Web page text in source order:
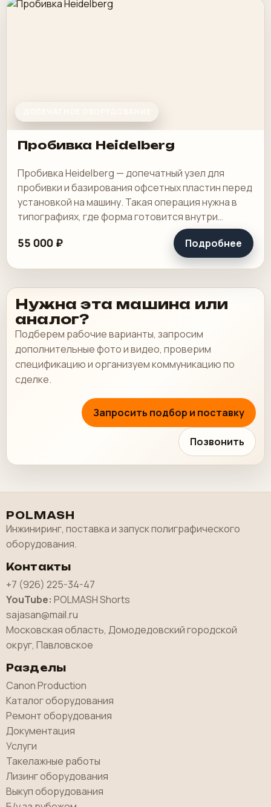
Пробивка Heidelberg
Пробивка Heidelberg — допечатный узел для
пробивки и базирования офсетных пластин перед
установкой на машину. Такая операция нужна в
типографиях, где форма готовится внутри
предприятия и от точности пробивки зависит.
55 000 ₽ Подробнее
Нужна эта машина или
аналог?
Подберем рабочие варианты, запросим
дополнительные фото и видео, проверим
спецификацию и организуем коммуникацию по
сделке.
Запросить подбор и поставку
Позвонить
POLMASH
Инжиниринг, поставка и запуск полиграфического
оборудования.
Контакты
+7 (926) 225-34-47
YouTube: POLMASH Shorts
sajasan@mail.ru
Московская область, Домодедовский городской
округ, Павловское
Разделы
Canon Production
Каталог оборудования
Ремонт оборудования
Документация
Услуги
Такелажные работы
Лизинг оборудования
Выкуп оборудования